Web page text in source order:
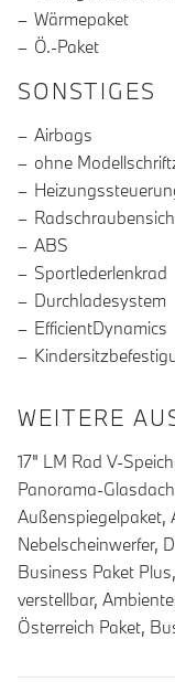
Wärmepaket
Ö.-Paket
SONSTIGES
Airbags
ohne
ABS
Sportlederlenkrad
Durchladesystem
EfficientDynamics
WEITERE
17" LM Rad V-
Panorama-
Außenspiegelpaket,
Nebelscheinwerfer,
Business Paket
verstellbar,
Österreich Paket,